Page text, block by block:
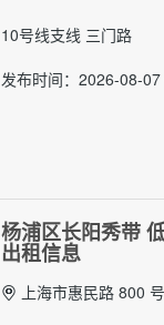
10号线支线 三门路
发布时间：2026-08-
杨浦区长阳秀带
出租信息
上海市惠民路 800